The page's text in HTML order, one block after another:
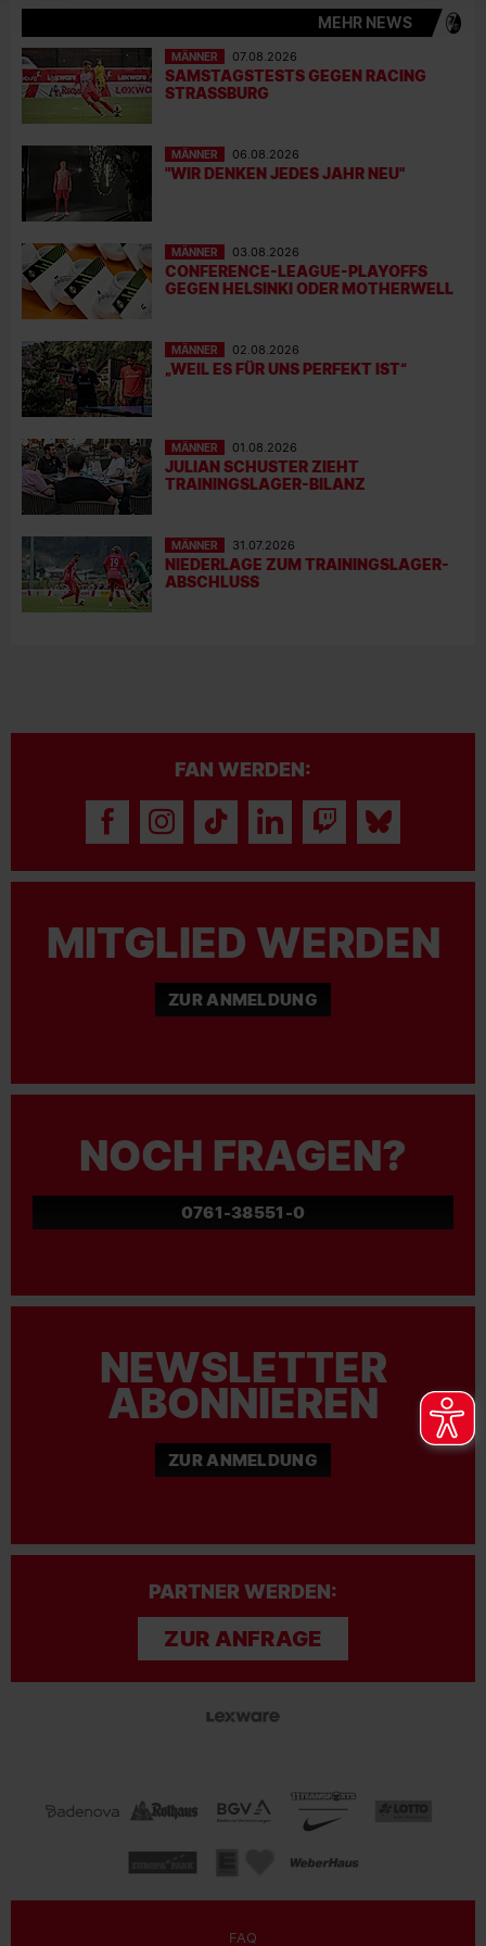
MEHR NEWS
MÄNNER 07.08.2026
SAMSTAGSTESTS GEGEN RACING
STRASSBURG
MÄNNER 06.08.2026
"WIR DENKEN JEDES JAHR NEU"
MÄNNER 03.08.2026
CONFERENCE-LEAGUE-PLAYOFFS
GEGEN HELSINKI ODER MOTHERWELL
MÄNNER 02.08.2026
„WEIL ES FÜR UNS PERFEKT IST“
MÄNNER 01.08.2026
JULIAN SCHUSTER ZIEHT
TRAININGSLAGER-BILANZ
MÄNNER 31.07.2026
NIEDERLAGE ZUM TRAININGSLAGER-
ABSCHLUSS
FAN WERDEN:
MITGLIED WERDEN
ZUR ANMELDUNG
NOCH FRAGEN?
0761-38551-0
NEWSLETTER
ABONNIEREN
ZUR ANMELDUNG
PARTNER WERDEN:
ZUR ANFRAGE
FAQ